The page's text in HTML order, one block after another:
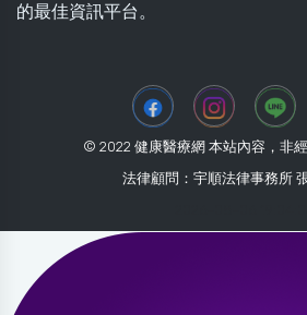
的最佳資訊平台。
© 2022 健康醫療網 本站內容，非
法律顧問：宇順法律事務所